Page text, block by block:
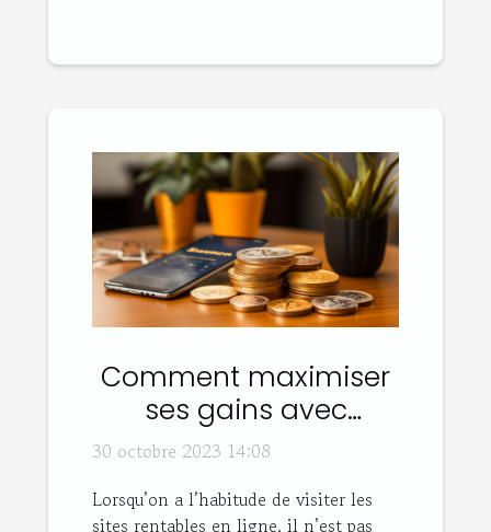
Comment maximiser
ses gains avec
Sweatcoin ?
30 octobre 2023 14:08
Lorsqu’on a l’habitude de visiter les
sites rentables en ligne, il n’est pas